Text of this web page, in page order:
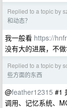
Replied to a topic by
和动态？
我一般看 https://
没有大的进展，不
Replied to a topic by
些方面的东西
@feather12315 #1
调用、记忆系统、